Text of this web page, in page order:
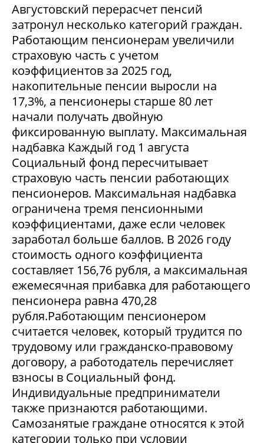
Августовский перерасчет пенсий
затронул несколько категорий граждан.
Работающим пенсионерам увеличили
страховую часть с учетом
коэффициентов за 2025 год,
накопительные пенсии выросли на
17,3%, а пенсионеры старше 80 лет
начали получать двойную
фиксированную выплату. Максимальная
надбавка Каждый год 1 августа
Социальный фонд пересчитывает
страховую часть пенсии работающих
пенсионеров. Максимальная надбавка
ограничена тремя пенсионными
коэффициентами, даже если человек
заработал больше баллов. В 2026 году
стоимость одного коэффициента
составляет 156,76 рубля, а максимальная
ежемесячная прибавка для работающего
пенсионера равна 470,28
рубля.Работающим пенсионером
считается человек, который трудится по
трудовому или гражданско-правовому
договору, а работодатель перечисляет
взносы в Социальный фонд.
Индивидуальные предприниматели
также признаются работающими.
Самозанятые граждане относятся к этой
категории только при условии